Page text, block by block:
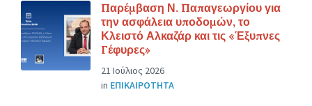
Παρέμβαση Ν. Παπαγεωργίου για
την ασφάλεια υποδομών, το
Κλειστό Αλκαζάρ και τις «Έξυπνες
Γέφυρες»
21 Ιούλιος 2026
in ΕΠΙΚΑΙΡΟΤΗΤΑ